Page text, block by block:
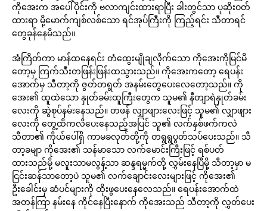
ကိုအေးက အပေါ်ပိုင်းကို ဗလာကျင်းထားရာပြီး ခါးတွင်သာ ပုဆိုးဝတ်
ထားရာ မို့မောက်ကျစ်လစ်သော ရင်အုပ်ကြီးကို ကြည့်ရင်း သီတာရင်
တွေခုန်နေမိသည်။
အံကြိတ်ကာ မာန်ထနေရင်း တံထွေးမျိုချလိုက်သော ကိုအေးကိုမြင်မိ
တော့မှ ကြက်သီးတဖြန်းဖြန်းထသွားသည်။ ကိုအေးကတော့ ရေပန်း
အောက်မှ သီတာ့ကို ဇွတ်တရွတ် အနမ်းတွေပေးလေတော့သည်။ ကို
အေး၏ ထူထဲသော နှုတ်ခမ်းထူကြီးတွေက သူမ၏ နီတျာရဲနှုတ်ခမ်း
လေးကို ဆွဲစုပ်နမ်းနေသည်။ တဖန် လျှာဖျားလေးဖြင့် သူမ၏ လျှာဖျား
လေးကို တွေ့ထိကလိပေးနေသည့်အပြင် သူ၏ လက်နှစ်ဖက်ကလဲ
သီတာ၏ ကိုယ်ပေါ်ရှိ ကာမခလုတ်တို့ကို တရွရွပွတ်သပ်ပေးသည်။ သီ
တာ့ခမျာ ကိုအေး၏ သန်မာသော လက်မောင်းကြီးဖြင့် ရစ်ပတ်
ထားသည်မို့ မလူးသာမလွန့်သာ ဆန္ဒရမ္မက်တို့ လွှမ်းနေပြီမို့ သီတာ့မှာ မ
ငြင်းဆန်သာတော့ပဲ သူမ၏ လက်ချောင်းလေးများဖြင့် ကိုအေး၏
ဦးခေါင်းမှ ဆံပင်များကို ထိုးဖွပေးနေလေသည်။ ရေပန်းအောက်ထဲ
အတန်ကြာ နမ်းနေ ကိုင်နေပြီးနောက် ကိုအေးသည် သီတာ့ကို လွှတ်ပေး